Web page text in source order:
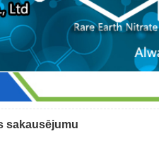
sakausējumu